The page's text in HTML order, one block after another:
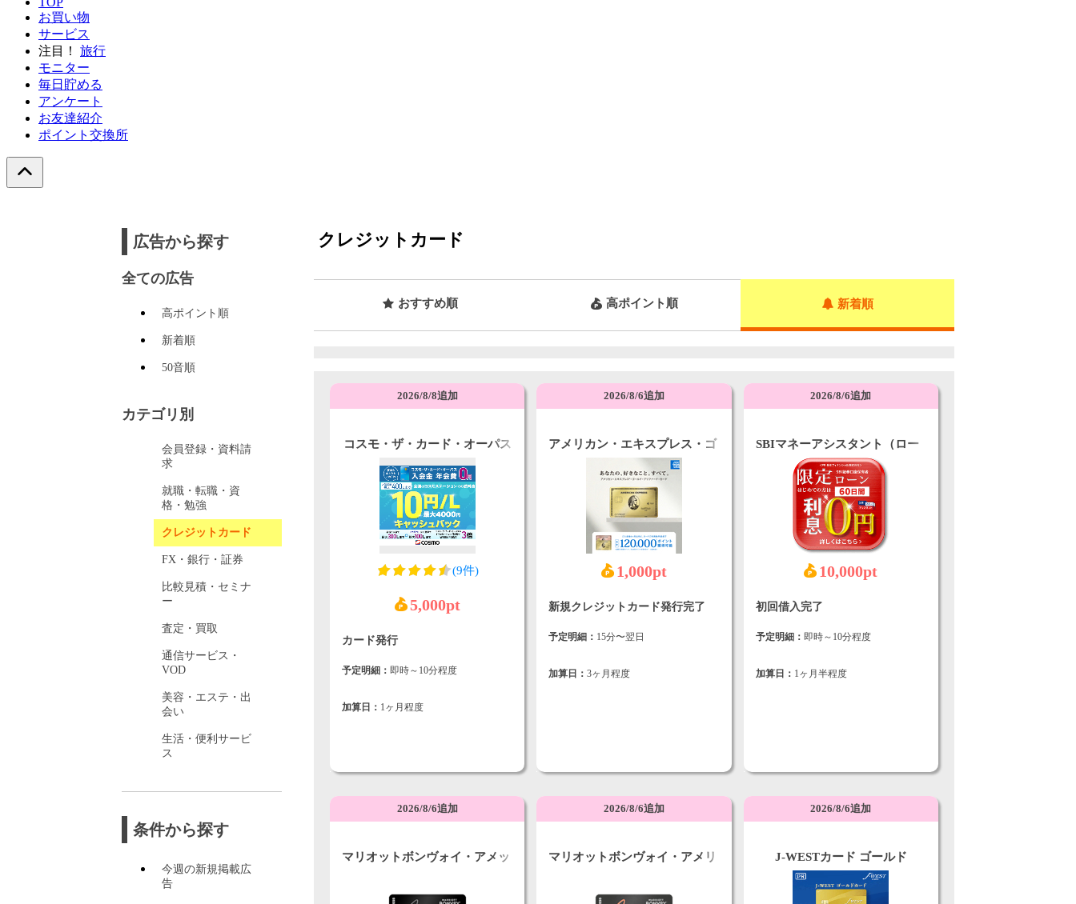
お買い物
サービス
注目！
旅行
モニター
毎日貯める
アンケート
お友達紹介
ポイント交換所
広告から探す
全ての広告
高ポイント順
新着順
50音順
カテゴリ別
会員登録・資料請
求
就職・転職・資
格・勉強
クレジットカード
FX・銀行・証券
比較見積・セミナ
ー
査定・買取
通信サービス・
VOD
美容・エステ・出
会い
生活・便利サービ
ス
条件から探す
今週の新規掲載広
告
クレジットカード
おすすめ順 高ポイント順 新着順
2026/8/8追加
コスモ・ザ・カード・オーパス
(9件)
5,000pt
カード発行
予定明細： 即時～10分程度
加算日： 1ヶ月程度
2026/8/6追加
アメリカン・エキスプレス・ゴ
ールド・プリファード・カード
1,000pt
新規クレジットカード発行完了
予定明細： 15分〜翌日
加算日：3ヶ月程度
2026/8/6追加
SBIマネーアシスタント（ロー
10,000pt
初回借入完了
予定明細： 即時～10分程度
加算日： 1ヶ月半程度
2026/8/6追加
マリオットボンヴォイ・アメッ
2026/8/6追加
マリオットボンヴォイ・アメリ
2026/8/6追加
J-WESTカード ゴールド